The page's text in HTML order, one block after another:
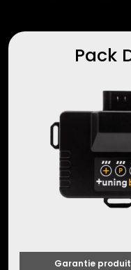
Pack
Garantie produit